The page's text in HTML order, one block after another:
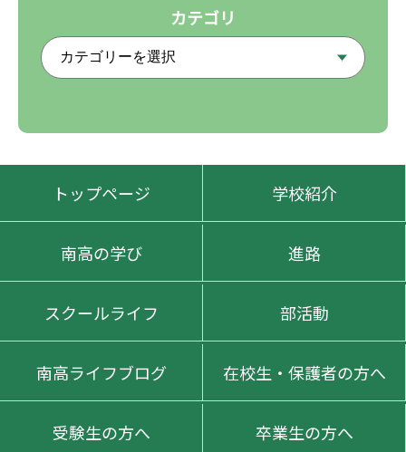
カテゴリ
トップページ 学校紹介
南高の学び 進路
スクールライフ 部活動
南高ライフブログ 在校生・保護者の方へ
受験生の方へ 卒業生の方へ